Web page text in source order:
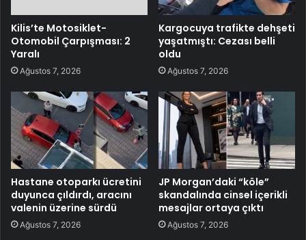
Kilis’te Motosiklet-
Otomobil Çarpışması: 2
Yaralı
Ağustos 7, 2026
Kargocuya trafikte dehşeti
yaşatmıştı: Cezası belli
oldu
Ağustos 7, 2026
Hastane otoparkı ücretini
duyunca çıldırdı, aracını
valenin üzerine sürdü
Ağustos 7, 2026
JP Morgan’daki “köle”
skandalında cinsel içerikli
mesajlar ortaya çıktı
Ağustos 7, 2026